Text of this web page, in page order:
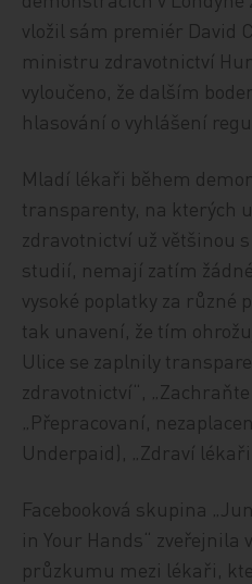
vložil sám premiér David
ministru zdravotnictví
vyloučeno, že dalším
hlasování o vyhlášení
Mladí lékaři během
transparenty, na kterých
zdravotnictví už většinou
studií, nemají zatím
vysoké poplatky za různé
tak unavení, že tím
Ulice se zaplnily
zdravotnictví“,
„Přepracovaní,
Underpaid), „Zdraví
Facebooková skupina
in Your Hands“ zveřejnila
průzkumu mezi lékaři,